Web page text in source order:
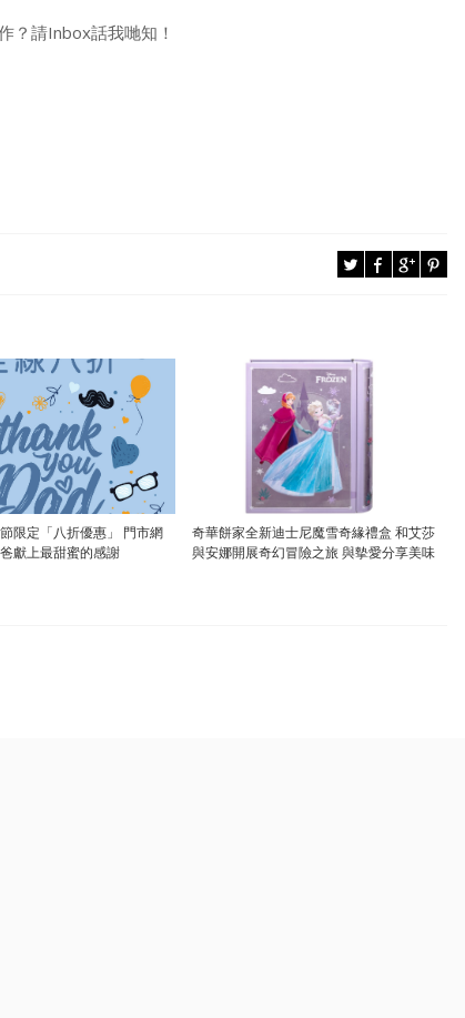
？請Inbox話我哋知！
限定「八折優惠」 門市網
獻上最甜蜜的感謝
奇華餅家全新迪士尼魔雪奇緣禮盒 和艾莎
與安娜開展奇幻冒險之旅 與摰愛分享美味